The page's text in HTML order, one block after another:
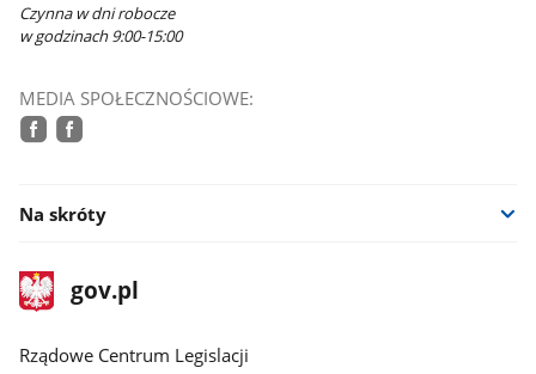
Czynna w dni robocze
w godzinach 9:00-15:00
MEDIA SPOŁECZNOŚCIOWE:
Na skróty
stopka
gov.plStrona
gov.pl
Rządowe Centrum Legislacji